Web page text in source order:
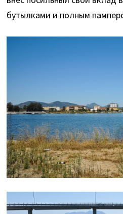
бутылками и полным